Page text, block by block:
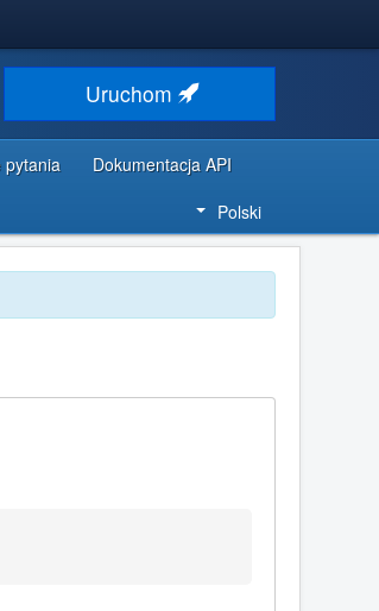
Uruchom
pytania
Dokumentacja API
Polski